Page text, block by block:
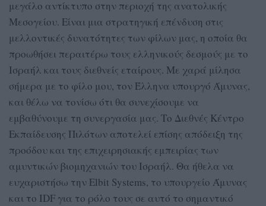
μεγάλο αντίκτυπο στην περιοχή της ανατολικής
Μεσογείου. Είναι μια στρατηγική επένδυση στις
μελλοντικές δυνατότητες των φίλων μας, η οποία θα
προωθήσει περαιτέρω τους ελληνικούς δεσμούς με το
Ισραήλ και τους διεθνείς εταίρους. Με χαρά μίλησα
σήμερα με το φίλο μου, τον Έλληνα υπουργό Άμυνας,
και θέλω να τονίσω ότι θα συνεχίσουμε να
εμβαθύνουμε τη συνεργασία μας. Το Διεθνές Κέντρο
Εκπαίδευσης Πιλότων αποτελεί επίσης απόδειξη της
προόδου και της επιχειρησιακής εμπειρίας των
αμυντικών βιομηχανιών του Ισραήλ. Θα ήθελα να
ευχαριστήσω την Elbit Systems, το υπουργείο Άμυνας
και το IDF για το ρόλο τους σε αυτό το σημαντικό